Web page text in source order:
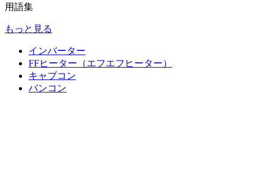
用語集
もっと見る
インバーター
FFヒーター（エフエフヒーター）
キャブコン
バンコン